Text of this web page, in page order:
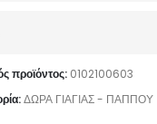
προϊόντος: 0102100603
ΔΩΡΑ ΓΙΑΓΙΑΣ - ΠΑΠΠΟΥ